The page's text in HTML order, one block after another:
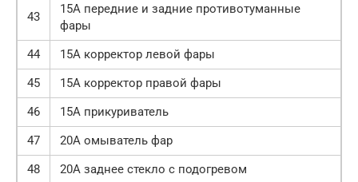
43
15А передние и задние противотуманные
фары
44
15А корректор левой фары
45
15А корректор правой фары
46
15А прикуриватель
47
20А омыватель фар
48
20А заднее стекло с подогревом